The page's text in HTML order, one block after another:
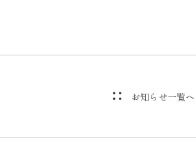
お知らせ一覧へ